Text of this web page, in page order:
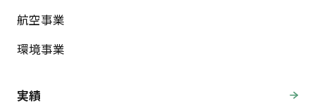
航空事業
環境事業
実績